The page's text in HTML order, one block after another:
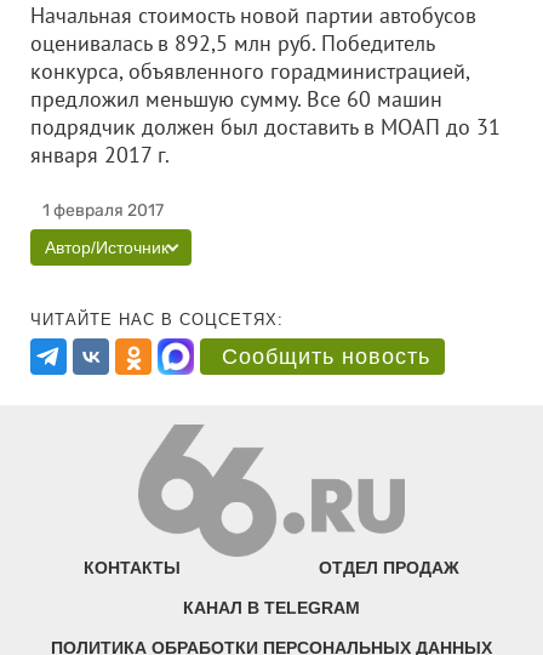
Начальная стоимость новой партии автобусов
оценивалась в 892,5 млн руб. Победитель
конкурса, объявленного горадминистрацией,
предложил меньшую сумму. Все 60 машин
подрядчик должен был доставить в МОАП до 31
января 2017 г.
1 февраля 2017
Автор/Источник
ЧИТАЙТЕ НАС В СОЦСЕТЯХ:
Сообщить новость
КОНТАКТЫ ОТДЕЛ ПРОДАЖ
КАНАЛ В TELEGRAM
ПОЛИТИКА ОБРАБОТКИ ПЕРСОНАЛЬНЫХ ДАННЫХ